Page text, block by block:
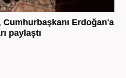
Cumhurbaşkanı Erdoğan'a
paylaştı